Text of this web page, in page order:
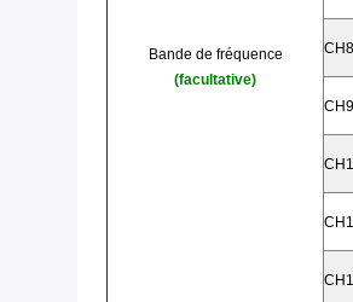
Bande de fréquence
(facultative)
CH8
CH9